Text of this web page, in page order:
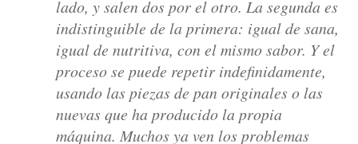
lado, y salen dos por el otro. La segunda es
indistinguible de la primera: igual de sana,
igual de nutritiva, con el mismo sabor. Y el
proceso se puede repetir indefinidamente,
usando las piezas de pan originales o las
nuevas que ha producido la propia
máquina. Muchos ya ven los problemas